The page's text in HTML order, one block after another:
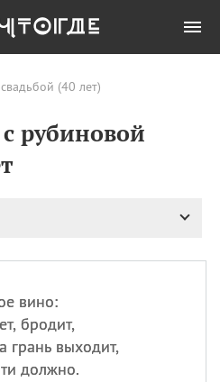
(40 лет)
рубиновой
вино:
бродит,
грань выходит,
должно.
ПРАЗДНИКИ
08.08 День «Счастье
великомученика
покровителя всех
врачей и целителя
больных
09.08 День книголюбов (Book